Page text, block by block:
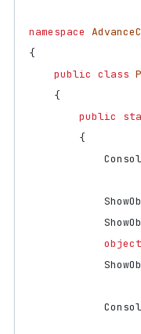
namespace
{
public class
{
public
{
object